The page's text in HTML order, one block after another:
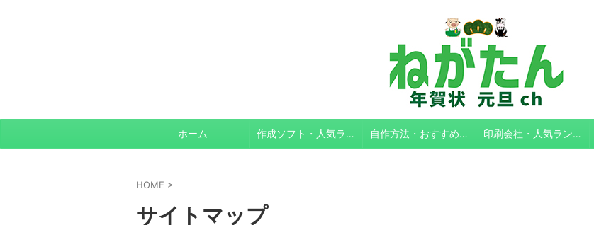
ホーム 作成ソフト・人気ランキング 自作方法・おすすめソフト 印刷会社・人気ランキング
HOME >
サイトマップ